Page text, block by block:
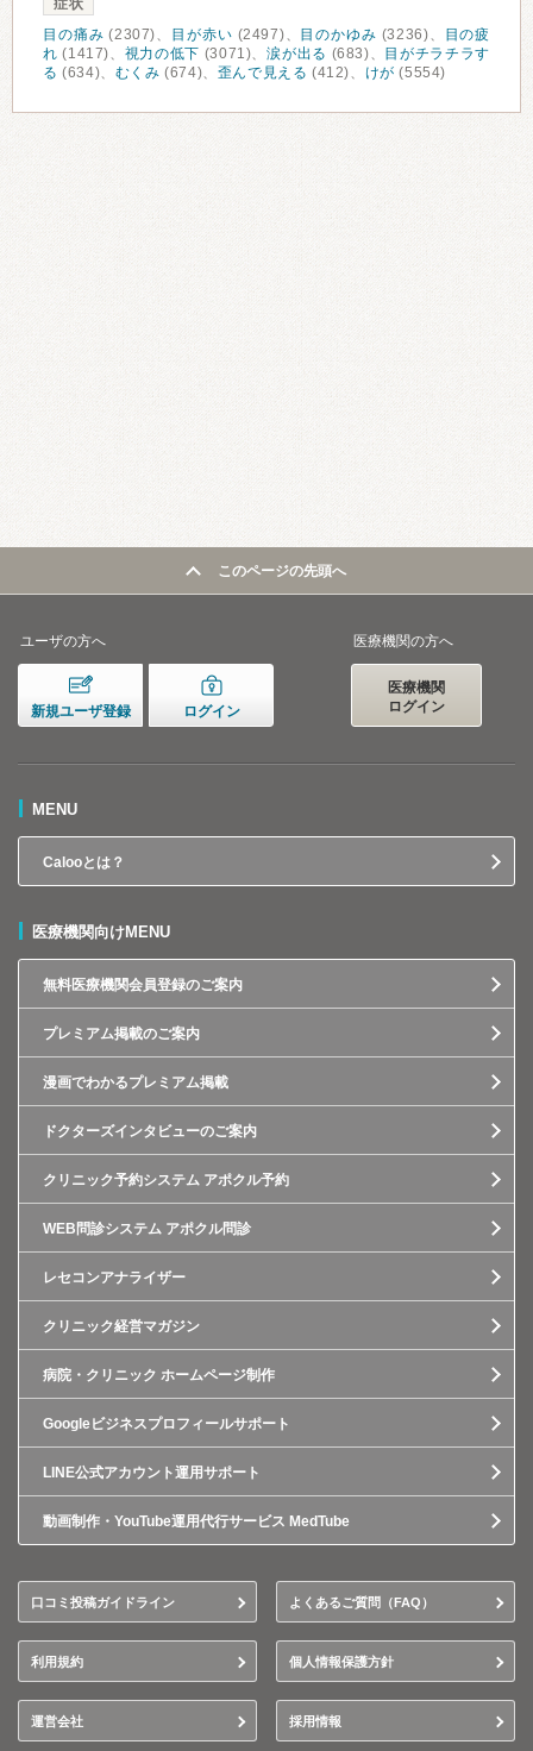
症状
目の痛み (2307)、 目が赤い (2497)、 目のかゆみ (3236)、
目の疲
れ (1417)、 視力の低下 (3071)、涙が出る (683)、
目がチラチラす
る (634)、 むくみ (674)、 歪んで見える (412)、 けが (5554)
このページの先頭へ
ユーザの方へ
新規ユーザ登録 ログイン
医療機関の方へ
医療機関
ログイン
MENU
Calooとは？
医療機関向けMENU
無料医療機関会員登録のご案内
プレミアム掲載のご案内
漫画でわかるプレミアム掲載
ドクターズインタビューのご案内
クリニック予約システム アポクル予約
WEB問診システム アポクル問診
レセコンアナライザー
クリニック経営マガジン
病院・クリニック ホームページ制作
Googleビジネスプロフィールサポート
LINE公式アカウント運用サポート
動画制作・YouTube運用代行サービス MedTube
口コミ投稿ガイドライン よくあるご質問（FAQ）
利用規約 個人情報保護方針
運営会社 採用情報